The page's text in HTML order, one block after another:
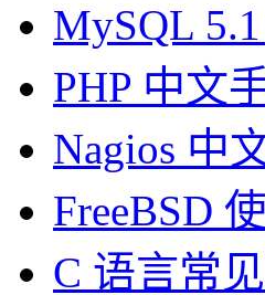
MySQL
PHP 中文
Nagios 中
FreeBSD
C 语言常